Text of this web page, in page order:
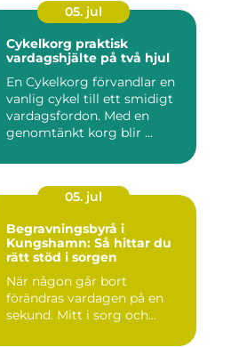
05. jul
Cykelkorg praktisk
vardagshjälte på två hjul
En Cykelkorg förvandlar en
vanlig cykel till ett smidigt
vardagsfordon. Med en
genomtänkt korg blir ...
05. jul
Begravningsbyrå i
Kungshamn: Så hittar du
rätt stöd i sorgen
När någon går bort
förändras vardagen på en
sekund. Mitt i sorg och...